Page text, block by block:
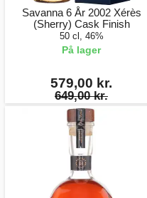
Savanna 6 År 2002 Xérès
(Sherry) Cask Finish
50 cl, 46%
På lager
579,00 kr.
649,00 kr.